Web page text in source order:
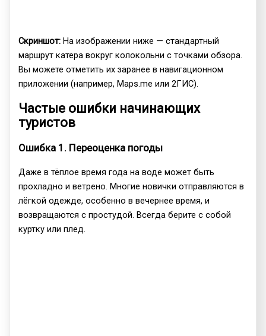
Скриншот: На изображении ниже — стандартный
маршрут катера вокруг колокольни с точками обзора.
Вы можете отметить их заранее в навигационном
приложении (например, Maps.me или 2ГИС).
Частые ошибки начинающих
туристов
Ошибка 1. Переоценка погоды
Даже в тёплое время года на воде может быть
прохладно и ветрено. Многие новички отправляются в
лёгкой одежде, особенно в вечернее время, и
возвращаются с простудой. Всегда берите с собой
куртку или плед.